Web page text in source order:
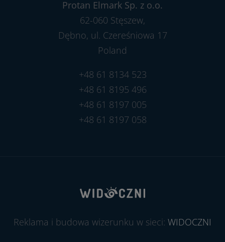
Protan Elmark Sp. z o.o.
62-060 Stęszew,
Dębno, ul. Czereśniowa 17
Poland
+48 61 8134 523
+48 61 8195 496
+48 61 8197 005
+48 61 8197 058
Reklama i budowa wizerunku w sieci: WIDOCZNI